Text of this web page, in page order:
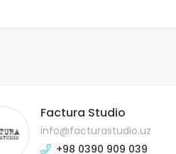
Factura Studio
info@facturastudio.uz
+98 0390 909 039